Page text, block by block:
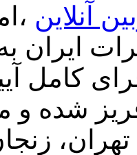
آنلاین
ایران
فریز شده